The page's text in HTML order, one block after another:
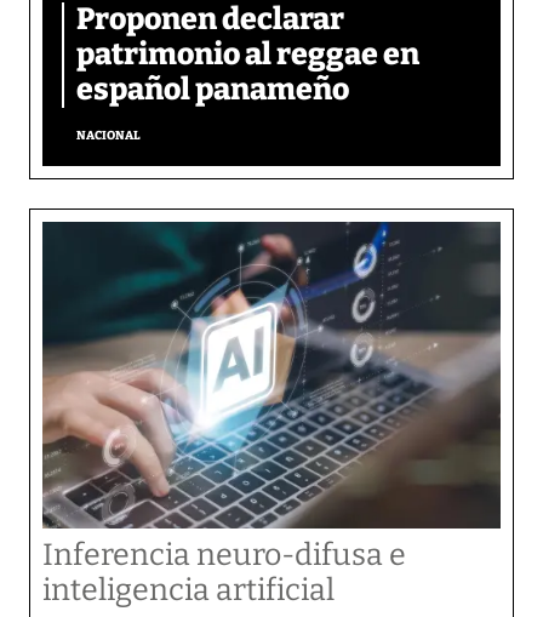
Proponen declarar
patrimonio al reggae en
español panameño
NACIONAL
Inferencia neuro-difusa e
inteligencia artificial